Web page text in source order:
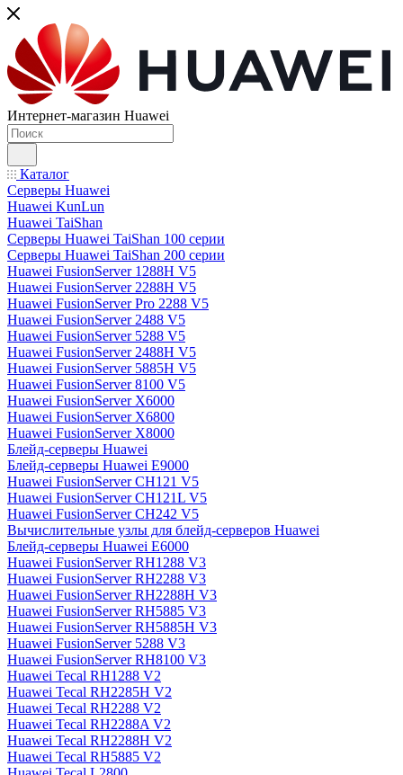
Интернет-магазин Huawei
Каталог
Серверы Huawei
Huawei KunLun
Huawei TaiShan
Серверы Huawei TaiShan 100 серии
Серверы Huawei TaiShan 200 серии
Huawei FusionServer 1288H V5
Huawei FusionServer 2288H V5
Huawei FusionServer Pro 2288 V5
Huawei FusionServer 2488 V5
Huawei FusionServer 5288 V5
Huawei FusionServer 2488H V5
Huawei FusionServer 5885H V5
Huawei FusionServer 8100 V5
Huawei FusionServer X6000
Huawei FusionServer X6800
Huawei FusionServer X8000
Блейд-серверы Huawei
Блейд-серверы Huawei E9000
Huawei FusionServer CH121 V5
Huawei FusionServer CH121L V5
Huawei FusionServer CH242 V5
Вычислительные узлы для блейд-серверов Huawei
Блейд-серверы Huawei E6000
Huawei FusionServer RH1288 V3
Huawei FusionServer RH2288 V3
Huawei FusionServer RH2288H V3
Huawei FusionServer RH5885 V3
Huawei FusionServer RH5885H V3
Huawei FusionServer 5288 V3
Huawei FusionServer RH8100 V3
Huawei Tecal RH1288 V2
Huawei Tecal RH2285H V2
Huawei Tecal RH2288 V2
Huawei Tecal RH2288A V2
Huawei Tecal RH2288H V2
Huawei Tecal RH5885 V2